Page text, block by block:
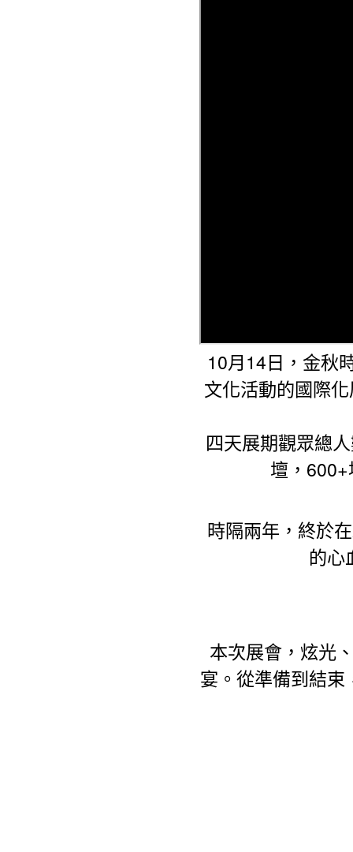
10月 14 日，金秋
文化活動的國際
四天展期觀眾總
壇， 600+
時隔兩年，終於在
的心
本次展會，炫光
宴。從準備到結束